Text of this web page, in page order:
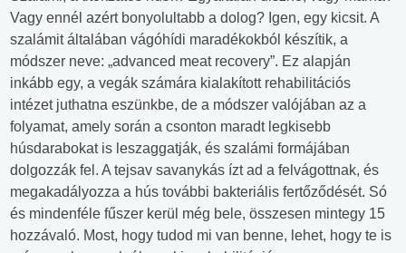
Vagy ennél azért bonyolultabb a dolog? Igen, egy kicsit. A
szalámit általában vágóhídi maradékokból készítik, a
módszer neve: „advanced meat recovery”. Ez alapján
inkább egy, a vegák számára kialakított rehabilitációs
intézet juthatna eszünkbe, de a módszer valójában az a
folyamat, amely során a csonton maradt legkisebb
húsdarabokat is leszaggatják, és szalámi formájában
dolgozzák fel. A tejsav savanykás ízt ad a felvágottnak, és
megakadályozza a hús további bakteriális fertőződését. Só
és mindenféle fűszer kerül még bele, összesen mintegy 15
hozzávaló. Most, hogy tudod mi van benne, lehet, hogy te is